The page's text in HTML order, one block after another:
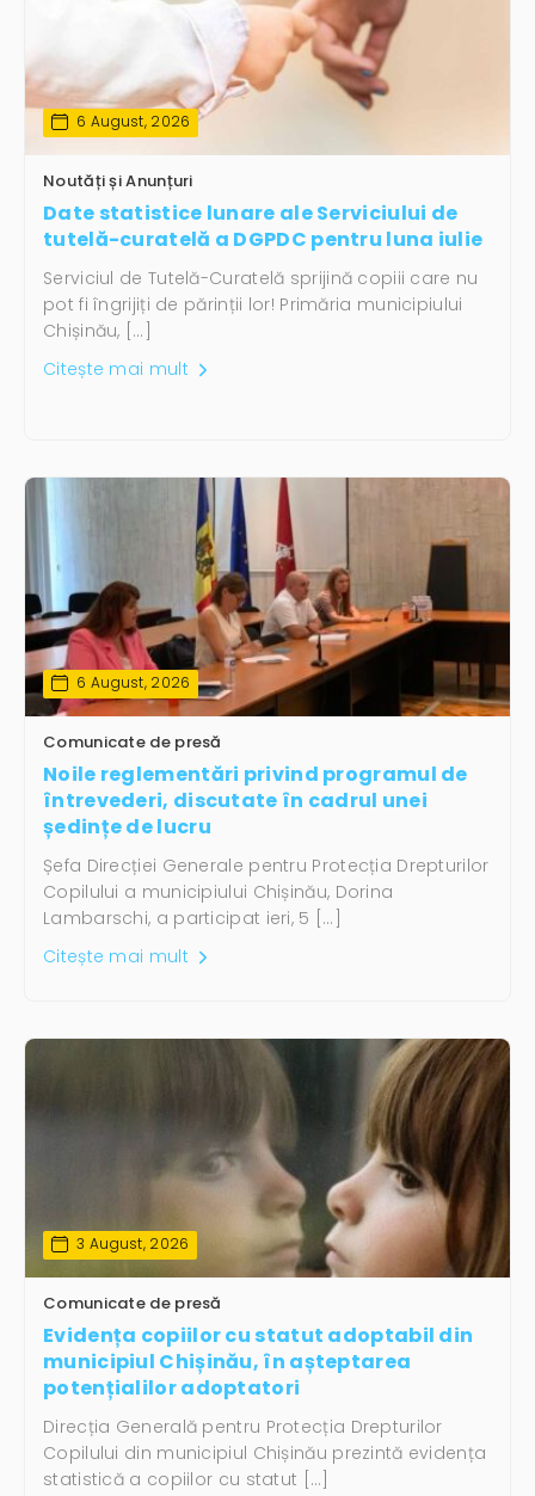
6 August, 2026
Noutăți și Anunțuri
Date statistice lunare ale Serviciului de
tutelă-curatelă a DGPDC pentru luna iulie
Serviciul de Tutelă-Curatelă sprijină copiii care nu
pot fi îngrijiți de părinții lor! Primăria municipiului
Chișinău, […]
Citește mai mult
6 August, 2026
Comunicate de presă
Noile reglementări privind programul de
întrevederi, discutate în cadrul unei
ședințe de lucru
Șefa Direcției Generale pentru Protecția Drepturilor
Copilului a municipiului Chișinău, Dorina
Lambarschi, a participat ieri, 5 […]
Citește mai mult
3 August, 2026
Comunicate de presă
Evidența copiilor cu statut adoptabil din
municipiul Chișinău, în așteptarea
potențialilor adoptatori
Direcția Generală pentru Protecția Drepturilor
Copilului din municipiul Chișinău prezintă evidența
statistică a copiilor cu statut […]